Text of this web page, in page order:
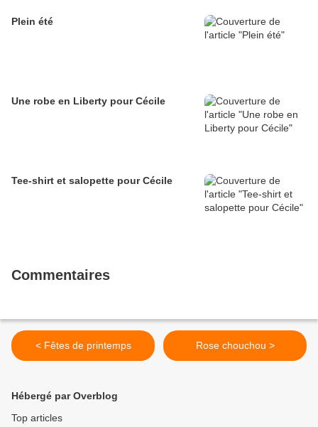
Plein été
Une robe en Liberty pour Cécile
Tee-shirt et salopette pour Cécile
Commentaires
< Fêtes de printemps Rose chouchou >
Hébergé par Overblog
Top articles